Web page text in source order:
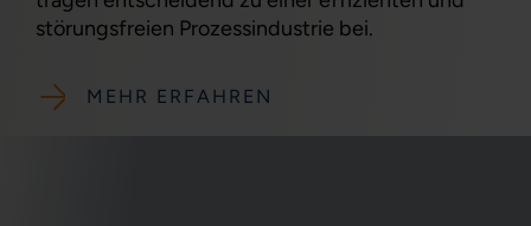
störungsfreien Prozessindustrie bei.
MEHR ERFAHREN